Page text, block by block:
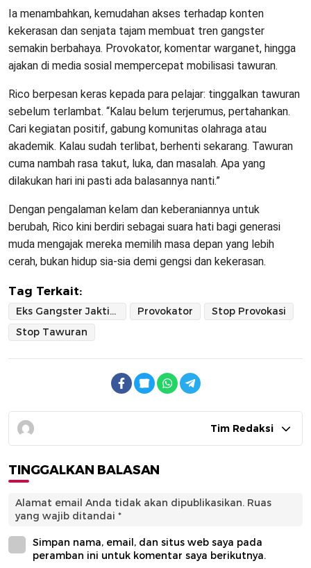
Ia menambahkan, kemudahan akses terhadap konten
kekerasan dan senjata tajam membuat tren gangster
semakin berbahaya. Provokator, komentar warganet, hingga
ajakan di media sosial mempercepat mobilisasi tawuran.
Rico berpesan keras kepada para pelajar: tinggalkan tawuran
sebelum terlambat. “Kalau belum terjerumus, pertahankan.
Cari kegiatan positif, gabung komunitas olahraga atau
akademik. Kalau sudah terlibat, berhenti sekarang. Tawuran
cuma nambah rasa takut, luka, dan masalah. Apa yang
dilakukan hari ini pasti ada balasannya nanti.”
Dengan pengalaman kelam dan keberaniannya untuk
berubah, Rico kini berdiri sebagai suara hati bagi generasi
muda mengajak mereka memilih masa depan yang lebih
cerah, bukan hidup sia-sia demi gengsi dan kekerasan.
Tag Terkait:
Eks Gangster Jaktim Tobat Provokator
Stop Provokasi
Stop Tawuran
Tim Redaksi
TINGGALKAN BALASAN
Alamat email Anda tidak akan dipublikasikan. Ruas
yang wajib ditandai *
Simpan nama, email, dan situs web saya pada
peramban ini untuk komentar saya berikutnya.